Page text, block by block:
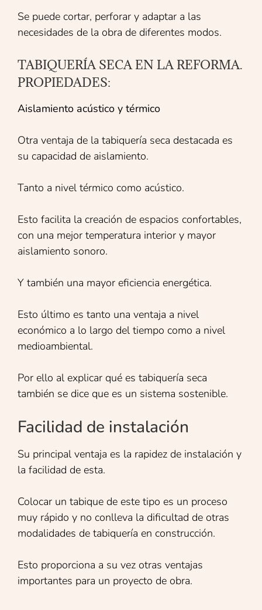
Se puede cortar, perforar y adaptar a las
necesidades de la obra de diferentes modos.
TABIQUERÍA SECA EN LA REFORMA.
PROPIEDADES:
Aislamiento acústico y térmico
Otra ventaja de la tabiquería seca destacada es
su capacidad de aislamiento.
Tanto a nivel térmico como acústico.
Esto facilita la creación de espacios confortables,
con una mejor temperatura interior y mayor
aislamiento sonoro.
Y también una mayor eficiencia energética.
Esto último es tanto una ventaja a nivel
económico a lo largo del tiempo como a nivel
medioambiental.
Por ello al explicar qué es tabiquería seca
también se dice que es un sistema sostenible.
Facilidad de instalación
Su principal ventaja es la rapidez de instalación y
la facilidad de esta.
Colocar un tabique de este tipo es un proceso
muy rápido y no conlleva la dificultad de otras
modalidades de tabiquería en construcción.
Esto proporciona a su vez otras ventajas
importantes para un proyecto de obra.